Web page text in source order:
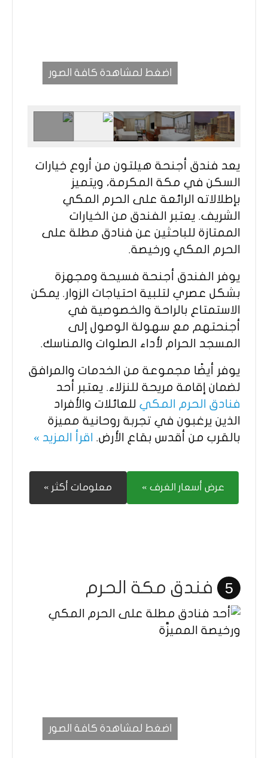
اضغط لمشاهدة كافة الصور
يعد فندق أجنحة هيلتون من أروع خيارات
السكن في مكة المكرمة، ويتميز
بإطلالاته الرائعة على الحرم المكي
الشريف. يعتبر الفندق من الخيارات
الممتازة للباحثين عن فنادق مطلة على
الحرم المكي ورخيصة.
يوفر الفندق أجنحة فسيحة ومجهزة
بشكل عصري لتلبية احتياجات الزوار. يمكن
الاستمتاع بالراحة والخصوصية في
أجنحتهم مع سهولة الوصول إلى
المسجد الحرام لأداء الصلوات والمناسك.
يوفر أيضًا مجموعة من الخدمات والمرافق
لضمان إقامة مريحة للنزلاء. يعتبر أحد
فنادق الحرم المكي للعائلات والأفراد
الذين يرغبون في تجربة روحانية مميزة
بالقرب من أقدس بقاع الأرض. اقرأ المزيد »
عرض أسعار الغرف » معلومات أكثر »
5 فندق مكة الحرم
اضغط لمشاهدة كافة الصور